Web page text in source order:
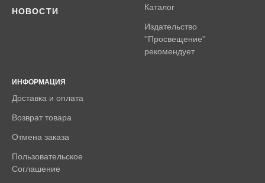
НОВОСТИ Каталог
Издательство
''Просвещение''
рекомендует
ИНФОРМАЦИЯ
Доставка и оплата
Возврат товара
Отмена заказа
Пользовательское
Соглашение